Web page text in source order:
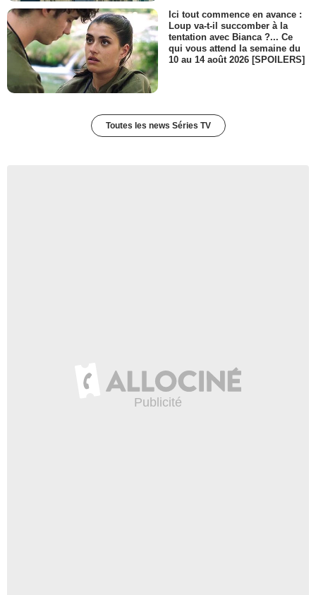
Ici tout commence en avance :
Loup va-t-il succomber à la
tentation avec Bianca ?... Ce
qui vous attend la semaine du
10 au 14 août 2026 [SPOILERS]
Toutes les news Séries TV